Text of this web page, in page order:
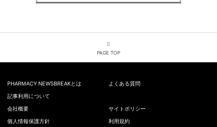
PAGE TOP
PHARMACY NEWSBREAKとは
よくある質問
記事利用について
会社概要
サイトポリシー
個人情報保護方針
利用規約